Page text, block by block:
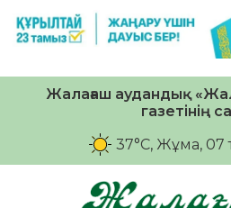
Жалағаш аудандық
газетінің
37°C, Жұма, 07